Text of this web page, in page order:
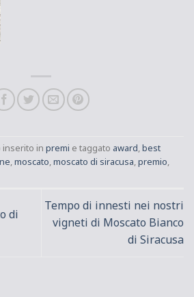
inserito in premi e taggato award,best
,moscato,moscato di siracusa,premio,
di
Tempo di innesti nei nostri
vigneti di Moscato Bianco
di Siracusa